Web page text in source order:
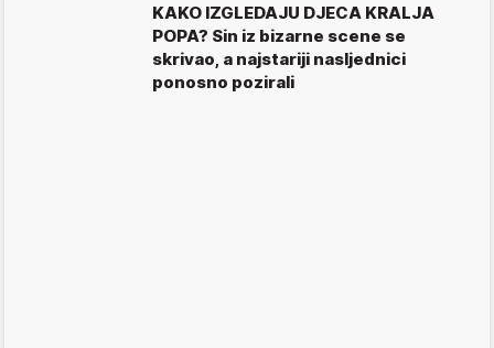
KAKO IZGLEDAJU DJECA KRALJA
POPA? Sin iz bizarne scene se
skrivao, a najstariji nasljednici
ponosno pozirali